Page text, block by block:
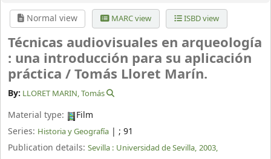
Normal view MARC view ISBD view
Técnicas audiovisuales en arqueología
: una introducción para su aplicación
práctica /Tomás Lloret Marín.
By: LLORET MARIN, Tomás
Material type:
Film
Series: Historia y Geografía | ; 91
Publication details: Sevilla : Universidad de Sevilla, 2003,